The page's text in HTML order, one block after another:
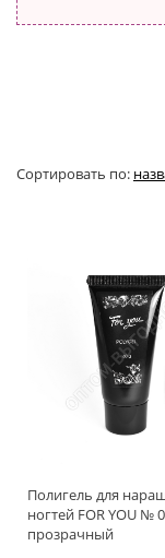
Сортировать по:
Полигель для
ногтей FOR YOU №
прозрачный